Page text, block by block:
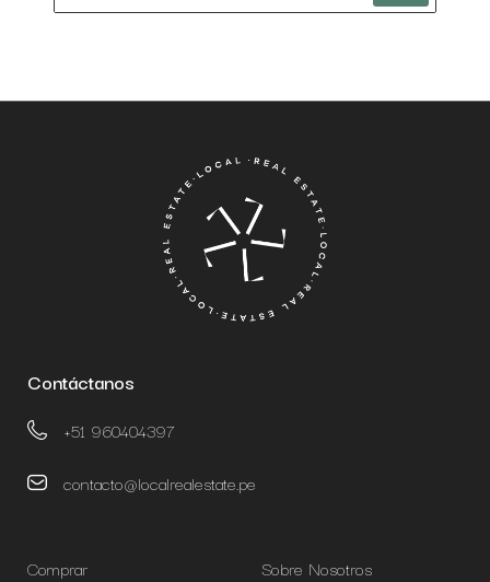
Contáctanos
+51 960404397
contacto@localrealestate.pe
Comprar Sobre Nosotros